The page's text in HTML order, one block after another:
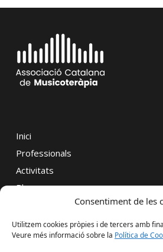
Consentiment de les
Utilitzem cookies pròpies i de tercers amb
Veure més informació sobre la Política de
Inici
Professionals
Activitats
Blog